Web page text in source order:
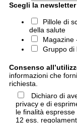
Scegli la newsletter
Pillole di
della salute
Magazine
Gruppo di
Consenso
informazioni che
richiesta.
Dichiaro di
privacy e di
le finalità
12 ess.